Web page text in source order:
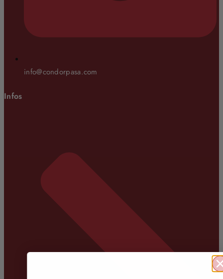
info@condorpasa.com
Infos